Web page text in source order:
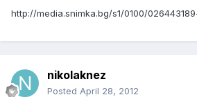
http://media.snimka.bg/s1/0100/
nikolaknez
Posted April 28, 2012